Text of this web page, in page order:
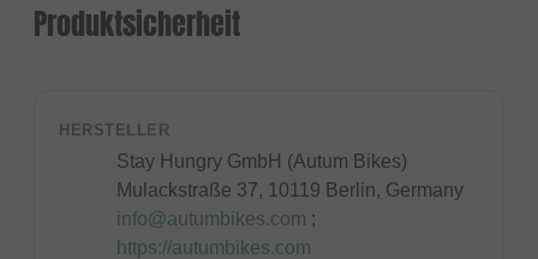
Produktsicherheit
HERSTELLER
Stay Hungry GmbH (Autum Bikes)
Mulackstraße 37, 10119 Berlin, Germany
info@autumbikes.com ;
https://autumbikes.com